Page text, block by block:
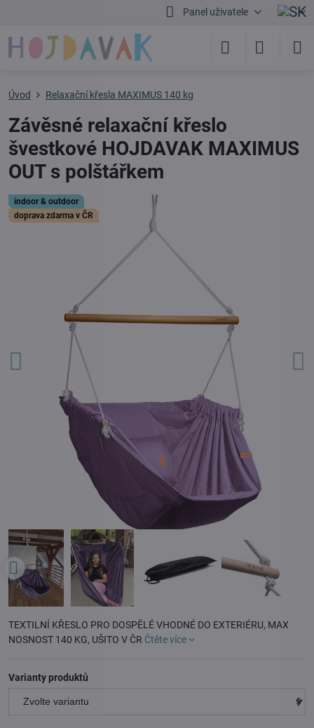
Panel uživatele
indoor & outdoor
doprava zdarma v ČR
Úvod Relaxační křesla MAXIMUS 140 kg
Závěsné relaxační křeslo
švestkové HOJDAVAK MAXIMUS
OUT s polštářkem
TEXTILNÍ KŘESLO PRO DOSPĚLÉ VHODNÉ DO EXTERIÉRU, MAX
NOSNOST 140 KG, UŠITO V ČR Čtěte více
Varianty produktů